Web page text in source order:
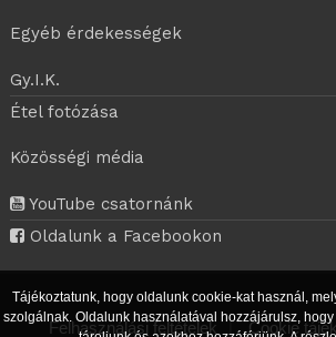
Egyéb érdekességek
Gy.I.K.
Étel fotózása
Közösségi média
YouTube csatornánk
Oldalunk a Facebookon
Felhasználási feltételek | Cookie
Tájékoztatunk, hogy oldalunk cookie-kat használ,
szolgálnak. Oldalunk használatával hozzájárulsz,